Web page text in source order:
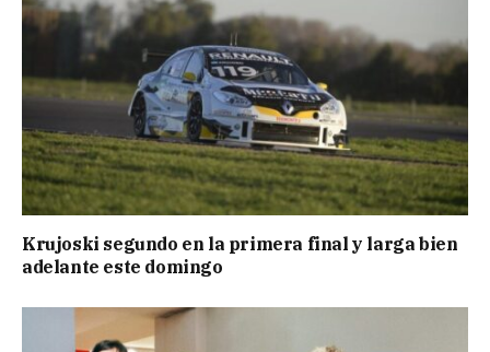
Krujoski segundo en la primera final y larga bien
adelante este domingo